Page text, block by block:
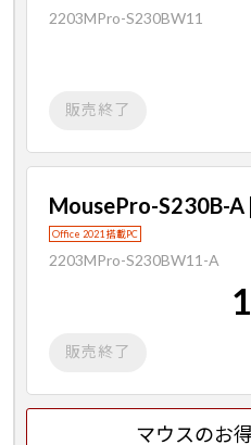
2203MPro-S230BW11
販売終了
MousePro-S230B-
Office 2021 搭載PC
2203MPro-S230BW11-A
販売終了
マウスのお